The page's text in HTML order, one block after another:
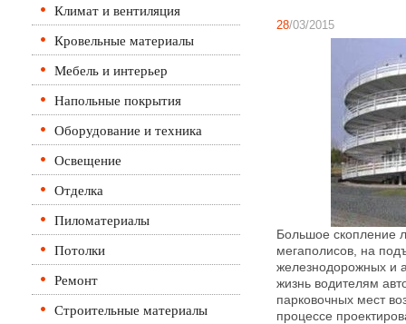
Климат и вентиляция
Кровельные материалы
Мебель и интерьер
Напольные покрытия
Оборудование и техника
Освещение
Отделка
Пиломатериалы
Потолки
Ремонт
Строительные материалы
28/03/2015
Большое скопление
мегаполисов, на
железнодорожных и
жизнь водителям
парковочных мест
процессе